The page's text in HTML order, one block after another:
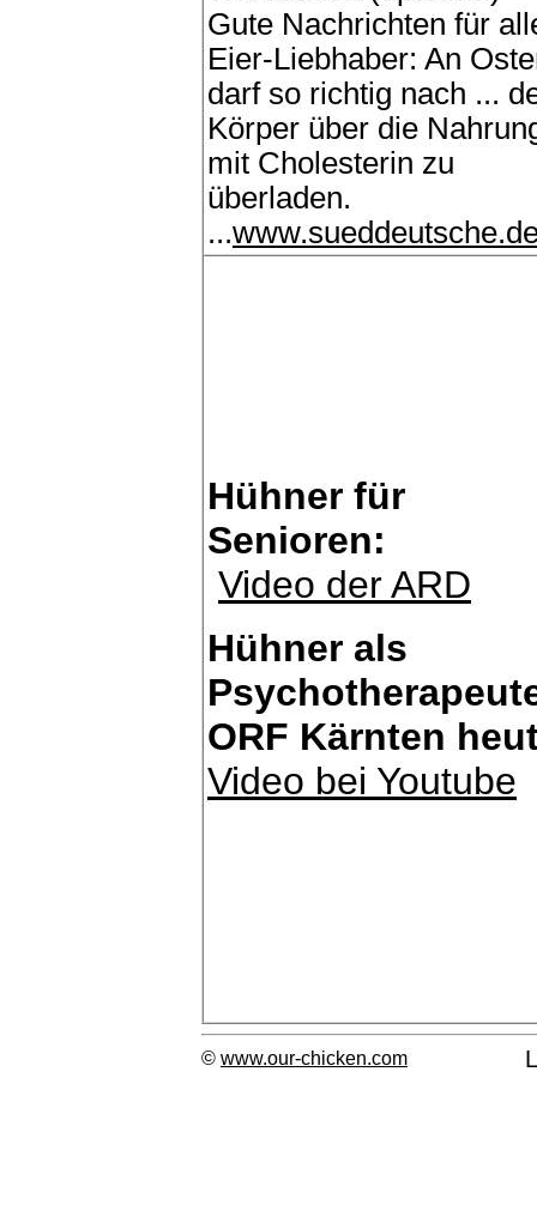
Gute Nachrichten für
Eier-Liebhaber: An
darf so richtig nach ...
Körper über die
mit Cholesterin zu
überladen.
...
Hühner für
Senioren:
Video der ARD
Hühner als
ORF Kärnten
Video bei Youtube
© www.our-chicken.com